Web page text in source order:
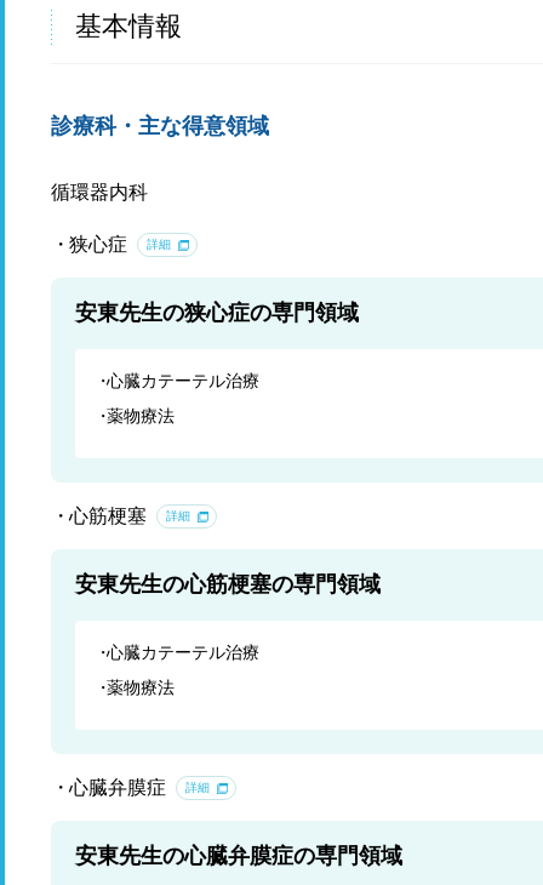
基本情報
診療科・主な得意領域
循環器内科
狭心症 詳細
安東先生の狭心症の専門領域
心臓カテーテル治療
薬物療法
心筋梗塞 詳細
安東先生の心筋梗塞の専門領域
心臓カテーテル治療
薬物療法
心臓弁膜症 詳細
安東先生の心臓弁膜症の専門領域